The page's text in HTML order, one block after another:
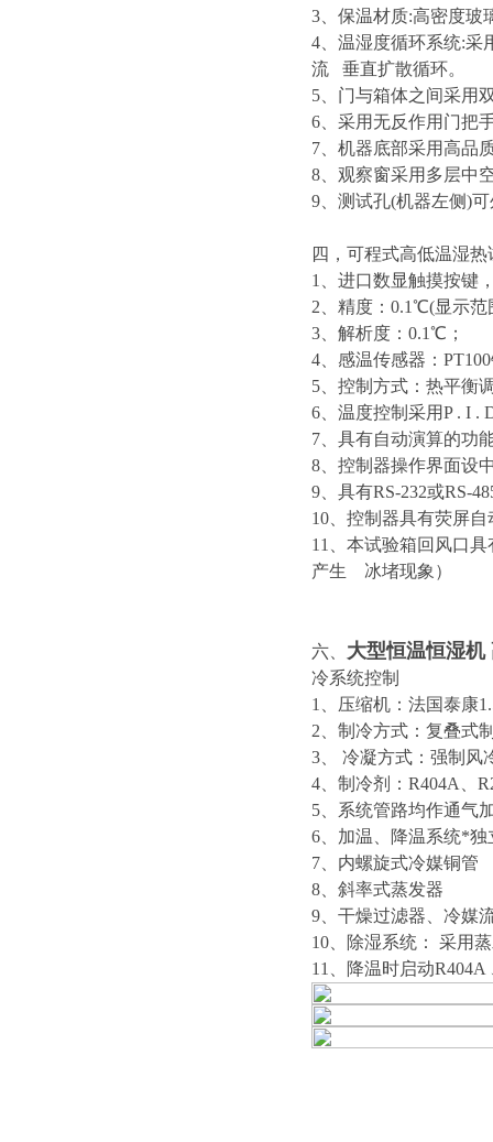
3、保温材质:高密度玻
4、温湿度循环系统:采
流 垂直扩散循环。
5、门与箱体之间采用
6、采用无反作用门把
7、机器底部采用高品
8、观察窗采用多层中
9、测试孔(机器左侧)
四， 可程式高低温湿
1、进口数显触摸按键
2、精度：0.1℃(显示范
3、解析度：0.1℃；
4、感温传感器：
5、控制方式：热平衡
6、温度控制采用P . I .
7、具有自动演算的功
8、控制器操作界面设
9、具有RS-232或RS-
10、控制器具有荧屏
11、本试验箱回风口
产生 冰堵现象）
六、 大型恒温恒湿机
冷系统控制
1、压缩机：法国泰康
2、制冷方式：复叠式
3、 冷凝方式：强制风
4、制冷剂：R404A、
5、系统管路均作通气
6、加温、降温系统*独
7、内螺旋式冷媒铜管
8、斜率式蒸发器
9、干燥过滤器、冷媒
10、除湿系统： 采用
11、降温时启动